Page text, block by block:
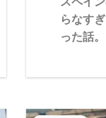
らなす
った話。